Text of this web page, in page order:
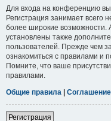
Для входа на конференцию
Регистрация занимает всего
более широкие возможности.
установлены также
пользователей. Прежде чем
ознакомиться с правилами и
Помните, что ваше
правилами.
Общие правила |
Регистрация